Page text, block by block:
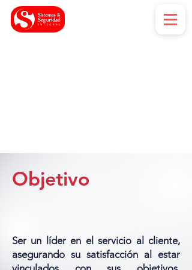
Objetivo
Ser un líder en el servicio al cliente,
asegurando su satisfacción al estar